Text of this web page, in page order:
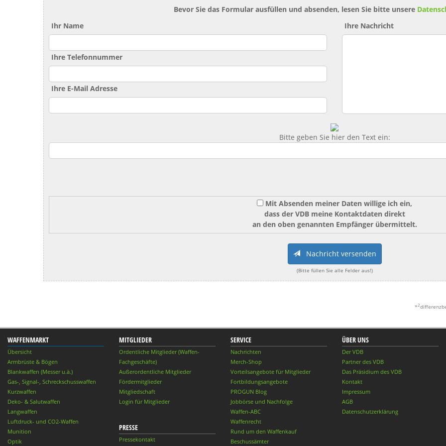
Bevor Sie das Formular ausfüllen und absenden, lesen Sie bitte unsere
Ihr Name
Ihre Telefonnummer
Ihre E-Mail Adresse
Ihre Nachricht
Bitte geben Sie hier den Text ein:
Mit Absenden meiner Daten willige ich ein,
dass der VDB meine Kontaktdaten direkt
an den oben genannten Empfänger übermittelt.
Nachricht versenden
(Bitte füllen Sie alle Felder aus!)
*2
WAFFENMARKT
Übersicht
Armbrüste & Bögen
Blankwaffen (Messer u.ä.)
Gas-, Signal-, Schreckschusswaffen
Kurzwaffen
Deko- & Salutwaffen
Langwaffen
Luftdruck- und CO2-Waffen
Munition
Optik
MITGLIEDER
Ordentliche Mitglieder (Waffen-
Fachgeschäfte)
Außerordentliche Mitglieder
Fördermitglieder
Mitgliedschaft
Login für Mitglieder
PRESSE
Pressekontakt
SERVICE
Nachrichten
Merch-Shop
Vorteilsangebote für Mitglieder
Fortbildungsangebote
PROGUN Blog
Jobbörse und Nachfolge
Waffen-ABC
Waffenrecht
Rund um den Waffenkauf
Beschussämter
ÜBER UNS
Der VDB
Partner des VDB
Das Präsidium des VDB
Kontakt
Impressum
AGB
Datenschutzerklärung